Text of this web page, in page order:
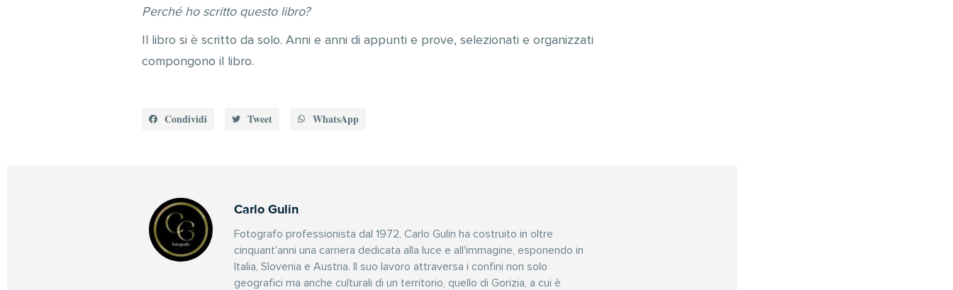
Perché ho scritto questo libro?
Il libro si è scritto da solo. Anni e anni di appunti e prove, selezionati e organizzati
compongono il libro.
Condividi Tweet WhatsApp
Carlo Gulin
Fotografo professionista dal 1972, Carlo Gulin ha costruito in oltre
cinquant'anni una carriera dedicata alla luce e all'immagine, esponendo in
Italia, Slovenia e Austria. Il suo lavoro attraversa i confini non solo
geografici ma anche culturali di un territorio, quello di Gorizia, a cui è